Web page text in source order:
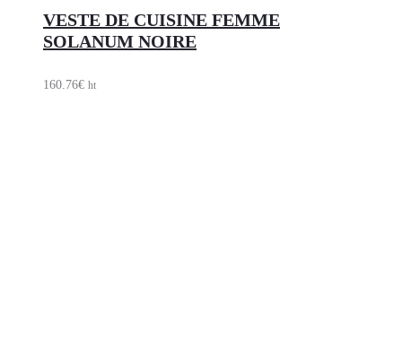
VESTE DE CUISINE FEMME
SOLANUM NOIRE
160.76€ ht